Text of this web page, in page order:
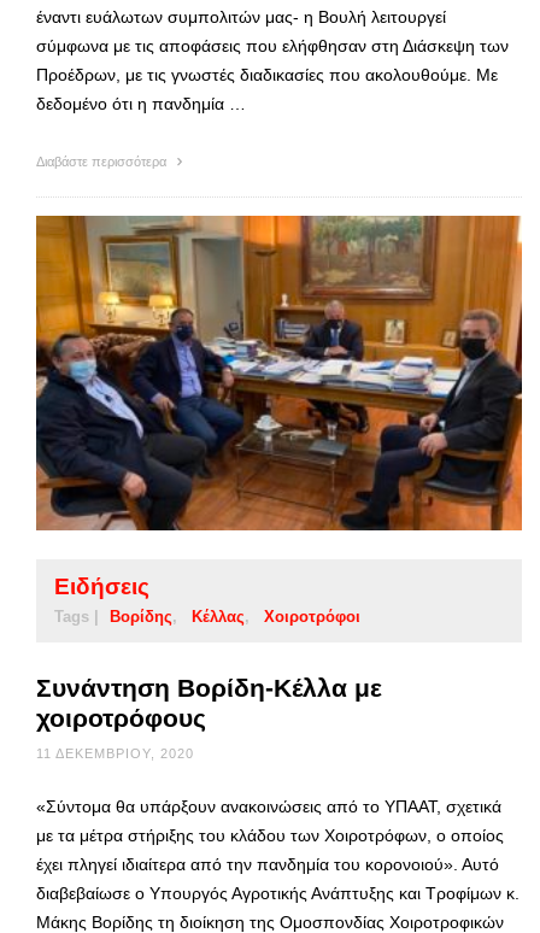
έναντι ευάλωτων συμπολιτών μας- η Βουλή λειτουργεί
σύμφωνα με τις αποφάσεις που ελήφθησαν στη Διάσκεψη των
Προέδρων, με τις γνωστές διαδικασίες που ακολουθούμε. Με
δεδομένο ότι η πανδημία …
Διαβάστε περισσότερα
Ειδήσεις
Tags | Βορίδης Κέλλας Χοιροτρόφοι
Συνάντηση Βορίδη-Κέλλα με
χοιροτρόφους
11 ΔΕΚΕΜΒΡΊΟΥ, 2020
«Σύντομα θα υπάρξουν ανακοινώσεις από το ΥΠΑΑΤ, σχετικά
με τα μέτρα στήριξης του κλάδου των Χοιροτρόφων, ο οποίος
έχει πληγεί ιδιαίτερα από την πανδημία του κορονοιού». Αυτό
διαβεβαίωσε ο Υπουργός Αγροτικής Ανάπτυξης και Τροφίμων κ.
Μάκης Βορίδης τη διοίκηση της Ομοσπονδίας Χοιροτροφικών